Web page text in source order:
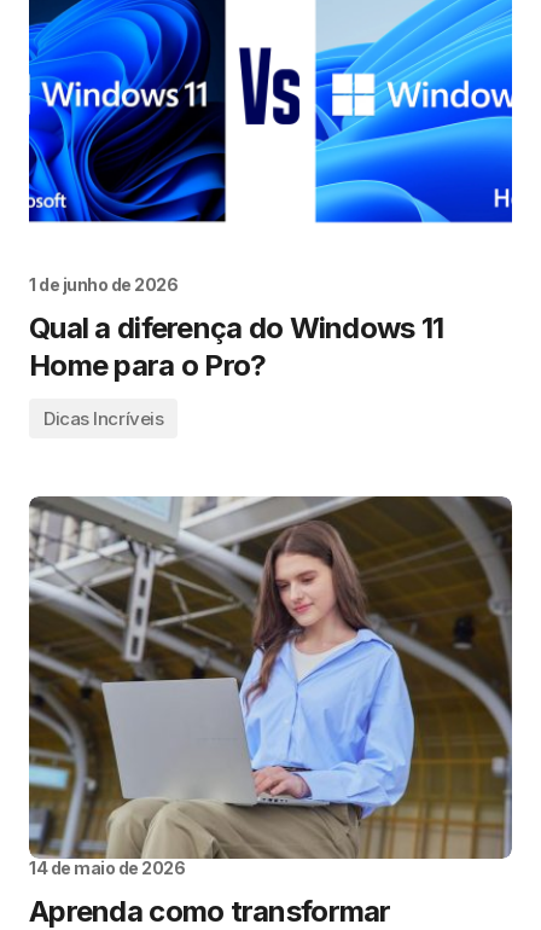
1 de junho de 2026
Qual a diferença do Windows 11
Home para o Pro?
Dicas Incríveis
14 de maio de 2026
Aprenda como transformar